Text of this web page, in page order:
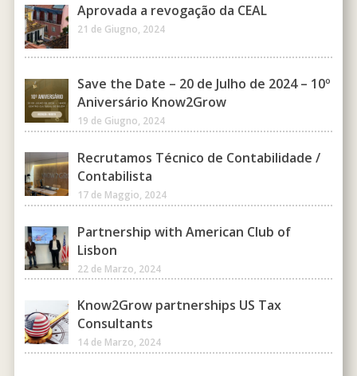
Aprovada a revogação da CEAL
21 de Giugno, 2024
Save the Date – 20 de Julho de 2024 – 10º
Aniversário Know2Grow
19 de Giugno, 2024
Recrutamos Técnico de Contabilidade /
Contabilista
17 de Maggio, 2024
Partnership with American Club of
Lisbon
22 de Marzo, 2024
Know2Grow partnerships US Tax
Consultants
14 de Marzo, 2024